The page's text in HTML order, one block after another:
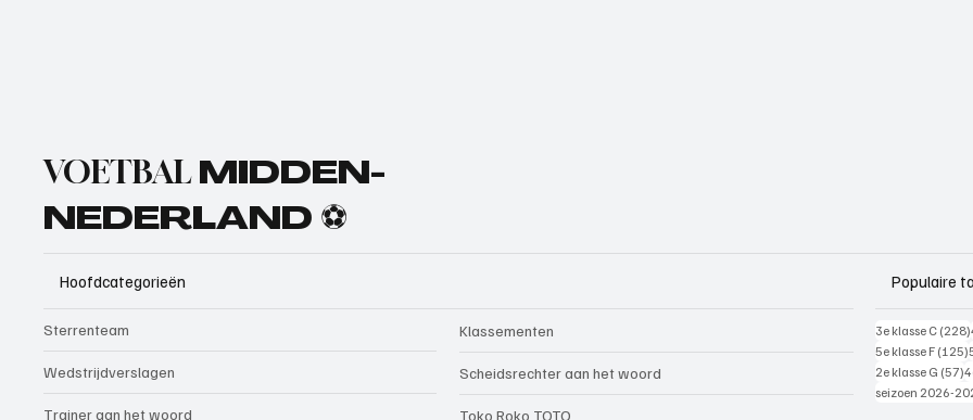
VOETBAL MIDDEN-
NEDERLAND ⚽
Hoofdcategorieën
Sterrenteam
Wedstrijdverslagen
Trainer aan het woord
Klassementen
Scheidsrechter aan het woord
Toko Roko TOTO
Populaire
3e klasse C (228)
5e klasse F (125)
2e klasse G (57)
seizoen 2026-